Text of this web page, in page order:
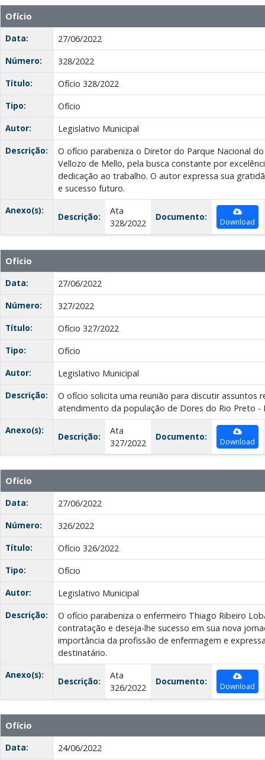
Ofício
Data:
27/06/2022
Número:
328/2022
Título:
Ofício 328/2022
Tipo:
Ofício
Autor:
Legislativo Municipal
Descrição:
O ofício parabeniza o Diretor do Parque Nacional
Vellozo de Mello, pela busca constante por
dedicação ao trabalho. O autor expressa sua
e sucesso futuro.
Anexo(s):
Descrição:
Ata
328/2022
Documento: Download
Ofício
Data:
27/06/2022
Número:
327/2022
Título:
Ofício 327/2022
Tipo:
Ofício
Autor:
Legislativo Municipal
Descrição:
O ofício solicita uma reunião para discutir assuntos
atendimento da população de Dores do Rio Preto -
Anexo(s):
Descrição:
Ata
327/2022
Documento: Download
Ofício
Data:
27/06/2022
Número:
326/2022
Título:
Ofício 326/2022
Tipo:
Ofício
Autor:
Legislativo Municipal
Descrição:
O ofício parabeniza o enfermeiro Thiago Ribeiro
contratação e deseja-lhe sucesso em sua nova
importância da profissão de enfermagem e
destinatário.
Anexo(s):
Descrição:
Ata
326/2022
Documento: Download
Ofício
Data:
24/06/2022